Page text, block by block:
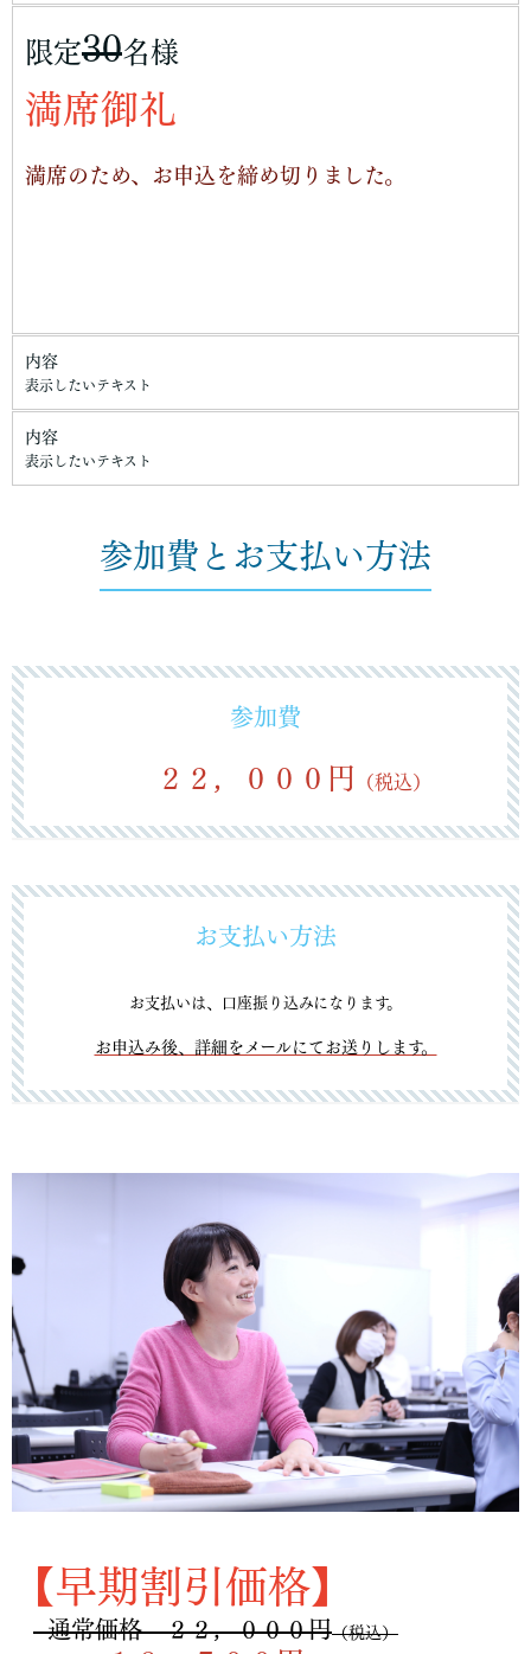
限定30名様
満席御礼
満席のため、お申込を締め切りました。
内容
表示したいテキスト
内容
表示したいテキスト
参加費とお支払い方法
参加費
２２，０００円 （税込）
お支払い方法
お支払いは、口座振り込みになります。
お申込み後、詳細をメールにてお送りします。
【早期割引価格】
通常価格 ２２，０００円（税込）